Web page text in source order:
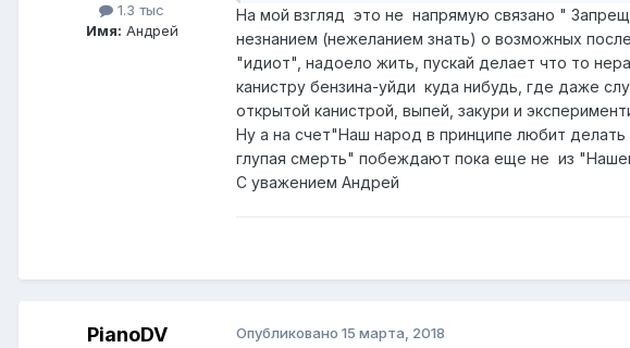
1.3 тыс
Имя: Андрей
На мой взгляд это не напрямую связано "
незнанием (нежеланием знать) о возможных
"идиот", надоело жить, пускай делает что то
канистру бензина-уйди куда нибудь, где даже
открытой канистрой, выпей, закури и
Ну а на счет"Наш народ в принципе любит
глупая смерть" побеждают пока еще не из
С уважением Андрей
PianoDV Опубликовано 15 марта, 2018